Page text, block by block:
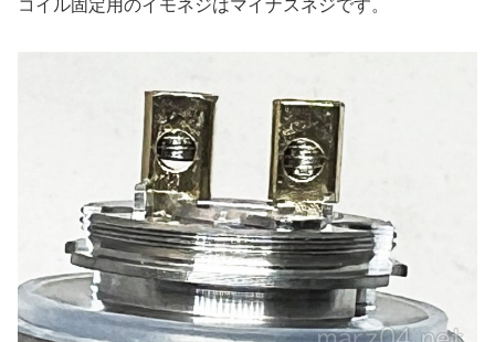
コイル固定用のイモネジはマイナスネジです。